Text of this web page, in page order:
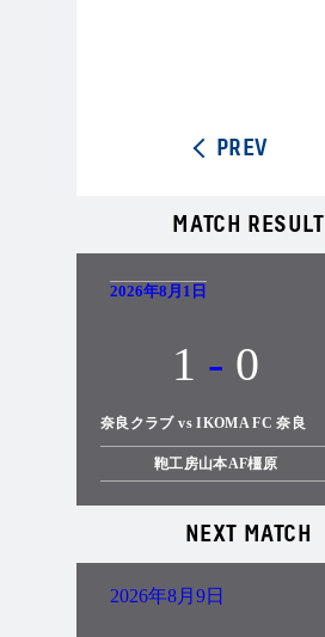
PREV
MATCH RESULT
2026年8月1日
1 - 0
鞄工房山本AF橿原
奈良クラブ vs IKOMA FC 奈良
NEXT MATCH
2026年8月9日